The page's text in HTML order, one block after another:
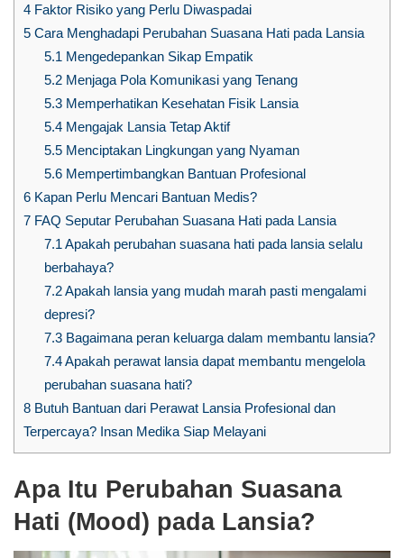
4 Faktor Risiko yang Perlu Diwaspadai
5 Cara Menghadapi Perubahan Suasana Hati pada Lansia
5.1 Mengedepankan Sikap Empatik
5.2Menjaga Pola Komunikasi yang Tenang
5.3Memperhatikan Kesehatan Fisik Lansia
5.4Mengajak Lansia Tetap Aktif
5.5Menciptakan Lingkungan yang Nyaman
5.6Mempertimbangkan Bantuan Profesional
6 Kapan Perlu Mencari Bantuan Medis?
7 FAQ Seputar Perubahan Suasana Hati pada Lansia
7.1 Apakah perubahan suasana hati pada lansia selalu
berbahaya?
7.2Apakah lansia yang mudah marah pasti mengalami
depresi?
7.3Bagaimana peran keluarga dalam membantu lansia?
7.4Apakah perawat lansia dapat membantu mengelola
perubahan suasana hati?
8 Butuh Bantuan dari Perawat Lansia Profesional dan
Terpercaya? Insan Medika Siap Melayani
Apa Itu Perubahan Suasana
Hati (Mood) pada Lansia?